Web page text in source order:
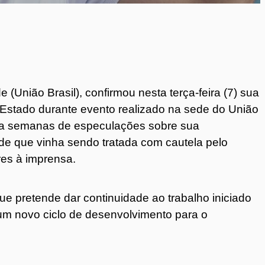
(União Brasil), confirmou nesta terça-feira (7) sua
durante evento realizado na sede do União
semanas de especulações sobre sua
que vinha sendo tratada com cautela pelo
à imprensa.
pretende dar continuidade ao trabalho iniciado
novo ciclo de desenvolvimento para o